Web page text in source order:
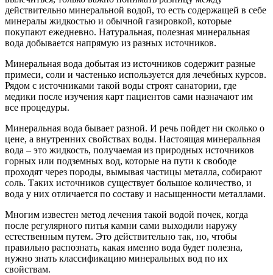
действительно минеральной водой, то есть содержащей в себе
минералы жидкостью и обычной газировкой, которые
покупают ежедневно. Натуральная, полезная минеральная
вода добывается напрямую из разных источников.
Минеральная вода добытая из источников содержит разные
примеси, соли и частенько используется для лечебных курсов.
Рядом с источниками такой воды строят санатории, где
медики после изучения карт пациентов сами назначают им
все процедуры.
Минеральная вода бывает разной. И речь пойдет ни сколько о
цене, а внутренних свойствах воды. Настоящая минеральная
вода – это жидкость, получаемая из природных источников
горных или подземных вод, которые на пути к свободе
проходят через породы, вымывая частицы металла, собирают
соль. Таких источников существует большое количество, и
вода у них отличается по составу и насыщенности металлами.
Многим известен метод лечения такой водой почек, когда
после регулярного питья камни сами выходили наружу
естественным путем. Это действительно так, но, чтобы
правильно распознать, какая именно вода будет полезна,
нужно знать классификацию минеральных вод по их
свойствам.